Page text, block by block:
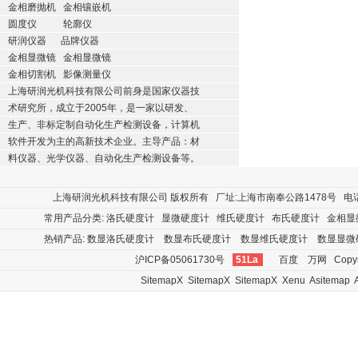
金相磨抛机
金相镶嵌机
圆度仪
轮廓仪
研润仪器
品牌仪器
金相显微镜
金相显微镜
金相切割机
影像测量仪
上海研润光机科技有限公司前身是国家仪器技
术研究所，成立于2005年，是一家以研发、
生产、非标定制自动化生产检测设备，计算机
软件开发为主的高新技术企业。主导产品：材
料仪器、光学仪器、自动化生产检测设备等。
上海研润光机科技有限公司 版权所有 厂址:上海市南奉公路1478号
常用产品分类: 洛氏硬度计 显微硬度计 维氏硬度计 布氏硬度计
金相显
热销产品: 数显洛氏硬度计 数显布氏硬度计 数显维氏硬度计
数显显微
沪ICP备05061730号
51La 百度 万网
SitemapX SitemapX SitemapX Xenu Asitemap